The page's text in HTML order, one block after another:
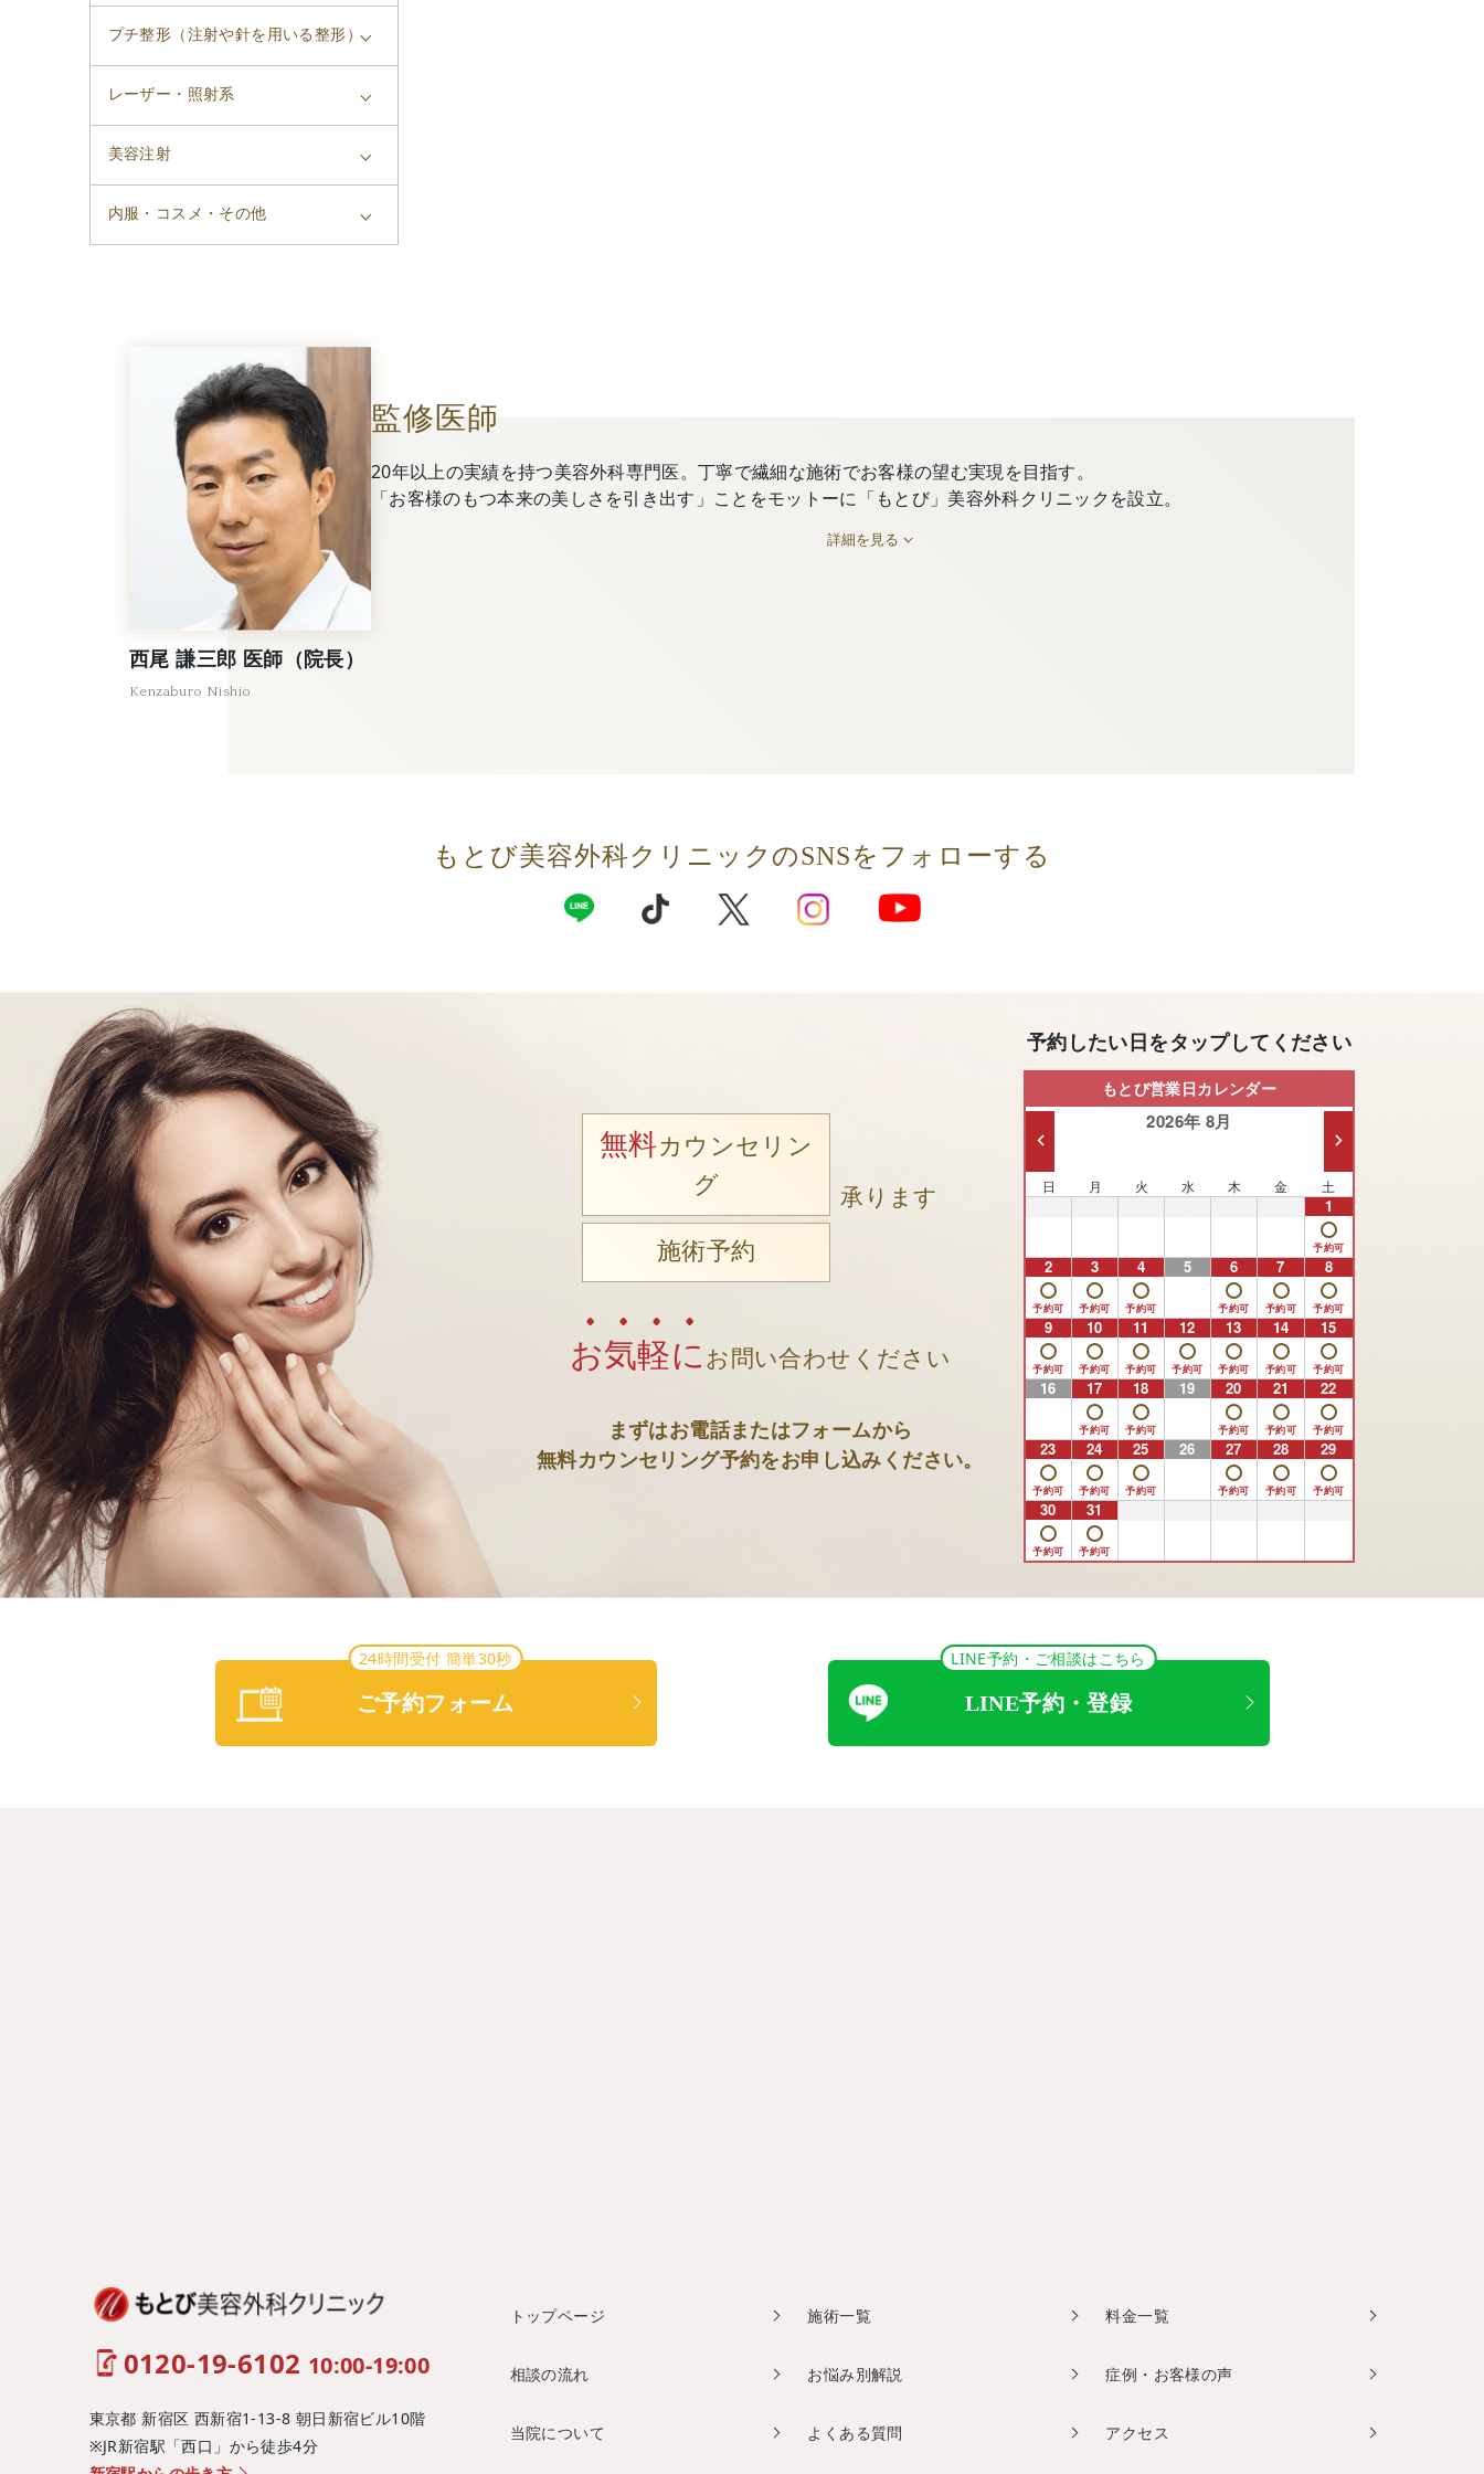
プチ整形（注射や針を用いる整形）
レーザー・照射系
美容注射
内服・コスメ・その他
監修医師
20年以上の実績を持つ美容外科専門医。丁寧で繊細な施術でお客様の望む実現を目指す。
「お客様のもつ本来の美しさを引き出す」ことをモットーに「もとび」美容外科クリニックを設立。
詳細を見る
西尾 謙三郎 医師（院長）
Kenzaburo Nishio
もとび美容外科クリニックのSNSをフォローする
無料カウンセリン
グ
施術予約
承ります
お気軽に お問い合わせください
まずはお電話またはフォームから
無料カウンセリング予約をお申し込みください。
予約したい日をタップしてください
もとび営業日カレンダー
2026年 8月
日 月 火 水 木 金 土
1
2 3 4 5 6 7 8
9 10 11 12 13 14 15
16 17 18 19 20 21 22
23 24 25 26 27 28 29
30 31
24時間受付 簡単30秒
ご予約フォーム
LINE予約・ご相談はこちら
LINE予約・登録
0120-19-6102 10:00-19:00
東京都 新宿区 西新宿1-13-8 朝日新宿ビル10階
※JR新宿駅「西口」から徒歩4分
トップページ 施術一覧 料金一覧
相談の流れ お悩み別解説 症例・お客様の声
当院について よくある質問 アクセス